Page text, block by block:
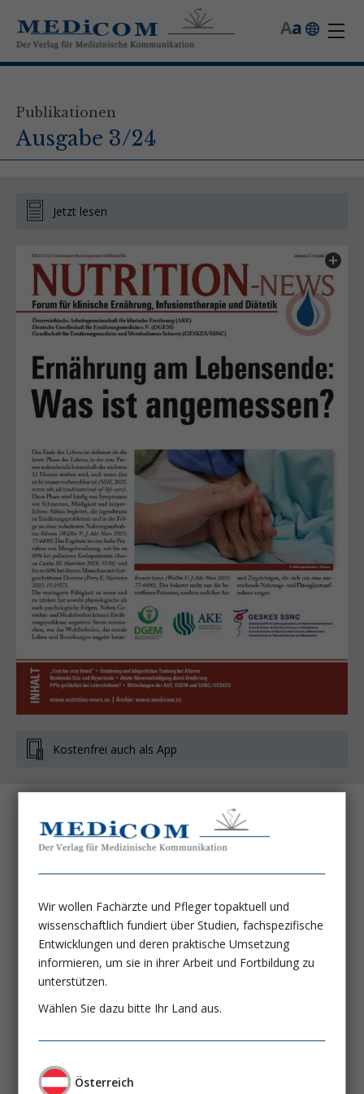
a
A
Publikationen
Ausgabe 3/24
Jetzt lesen
Kostenfrei auch als App
Ernährung am Lebensende: Was ist
angemessen?
PD Dr. Doris Eglseer, MSc BBSc
Fast for Your Heart:
Kann durch Intervallfasten eine
infarktbedingte Herzinsuffizienz
verhindert werden?
Dr. Jochen Dutzmann
Proteinzufuhr vor oder nach dem
Training:
Wir wollen Fachärzte und Pfleger topaktuell und
wissenschaftlich fundiert über Studien, fachspezifische
Entwicklungen und deren praktische Umsetzung
informieren, um sie in ihrer Arbeit und Fortbildung zu
unterstützen.
Wählen Sie dazu bitte Ihr Land aus.
Österreich